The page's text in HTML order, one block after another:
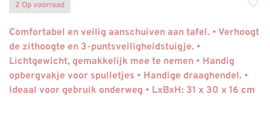
2 Op voorraad
Comfortabel en veilig aanschuiven aan tafel. • Verhoogt
de zithoogte en 3-puntsveiligheidstuigje. •
Lichtgewicht, gemakkelijk mee te nemen • Handig
opbergvakje voor spulletjes • Handige draaghendel. •
Ideaal voor gebruik onderweg • LxBxH: 31 x 30 x 16 cm